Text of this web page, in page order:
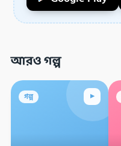
আরও গল্প
গল্প ▸